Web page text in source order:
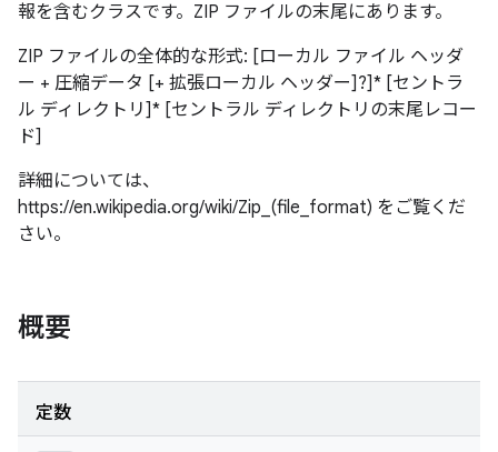
報を含むクラスです。ZIP ファイルの末尾にあります。
ZIP ファイルの全体的な形式: [ローカル ファイル ヘッダ
ー + 圧縮データ [+ 拡張ローカル ヘッダー]?]* [セントラ
ル ディレクトリ]* [セントラル ディレクトリの末尾レコー
ド]
詳細については、
https://en.wikipedia.org/wiki/Zip_(file_format) をご覧くだ
さい。
概要
定数